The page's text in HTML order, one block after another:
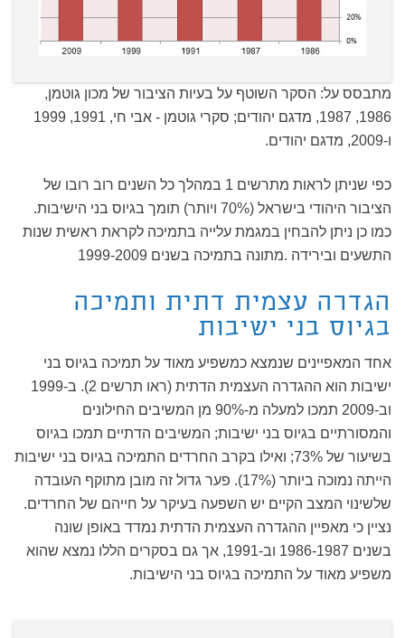
מתבסס על: הסקר השוטף על בעיות הציבור של מכון גוטמן,
1986, 1987, מדגם יהודים; סקרי גוטמן - אבי חי, 1991, 1999
ו-2009, מדגם יהודים.
כפי שניתן לראות מתרשים 1 במהלך כל השנים רוב רובו של
הציבור היהודי בישראל (70% ויותר) תומך בגיוס בני הישיבות.
כמו כן ניתן להבחין במגמת עלייה בתמיכה לקראת ראשית שנות
התשעים ובירידה .מתונה בתמיכה בשנים 1999-2009
הגדרה עצמית דתית ותמיכה
בגיוס בני ישיבות
אחד המאפיינים שנמצא כמשפיע מאוד על תמיכה בגיוס בני
ישיבות הוא ההגדרה העצמית הדתית (ראו תרשים 2). ב-1999
וב-2009 תמכו למעלה מ-90% מן המשיבים החילונים
והמסורתיים בגיוס בני ישיבות; המשיבים הדתיים תמכו בגיוס
בשיעור של 73%; ואילו בקרב החרדים התמיכה בגיוס בני ישיבות
הייתה נמוכה ביותר (17%). פער גדול זה מובן מתוקף העובדה
שלשינוי המצב הקיים יש השפעה בעיקר על חייהם של החרדים.
נציין כי מאפיין ההגדרה העצמית הדתית נמדד באופן שונה
בשנים 1986-1987 וב-1991, אך גם בסקרים הללו נמצא שהוא
משפיע מאוד על התמיכה בגיוס בני הישיבות.